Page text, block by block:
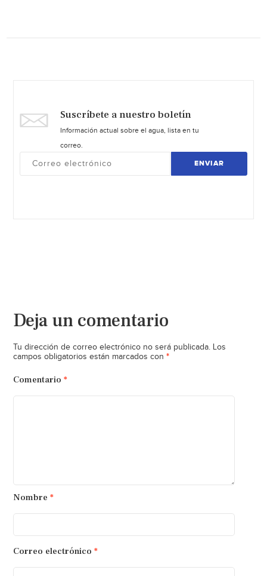
Suscríbete a nuestro boletín
Información actual sobre el agua, lista en tu
correo.
ENVIAR
Deja un comentario
Tu dirección de correo electrónico no será publicada. Los
campos obligatorios están marcados con *
Comentario *
Nombre *
Correo electrónico *